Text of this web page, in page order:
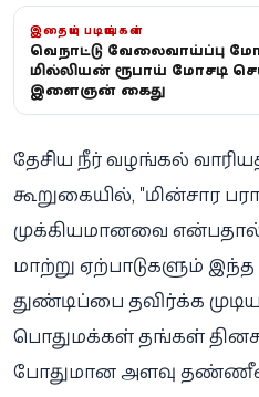
இதையும் படியுங்கள்
வெளிநாட்டு வேலைவாய்ப்பு
மில்லியன் ரூபாய் மோசடி
இளைஞன் கைது
தேசிய நீர் வழங்கல்
கூறுகையில், "மின்சார
முக்கியமானவை
மாற்று ஏற்பாடுகளும்
துண்டிப்பை தவிர்க்க
பொதுமக்கள் தங்கள்
போதுமான அளவு